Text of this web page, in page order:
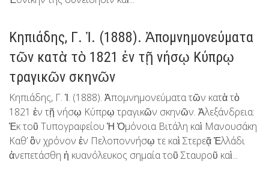
Κηπιάδης, Γ. Ἰ. (1888). Ἀπομνημονεύματα
τῶν κατὰ τὸ 1821 ἐν τῇ νήσῳ Κύπρῳ
τραγικῶν σκηνῶν
Κηπιάδης, Γ. Ἰ. (1888). Ἀπομνημονεύματα τῶν κατὰ τὸ
1821 ἐν τῇ νήσῳ Κύπρῳ τραγικῶν σκηνῶν. Ἀλεξάνδρεια:
Ἐκ τοῦ Τυπογραφείου Ἡ Ὁμόνοια Βιτάλη καὶ Μανουσάκη
Καθ’ ὃν χρόνον ἐν Πελοποννήσῳ τε καὶ Στερεᾷ Ἑλλάδι
ἀνεπετάσθη ἡ κυανόλευκος σημαία τοῦ Σταυροῦ καὶ...